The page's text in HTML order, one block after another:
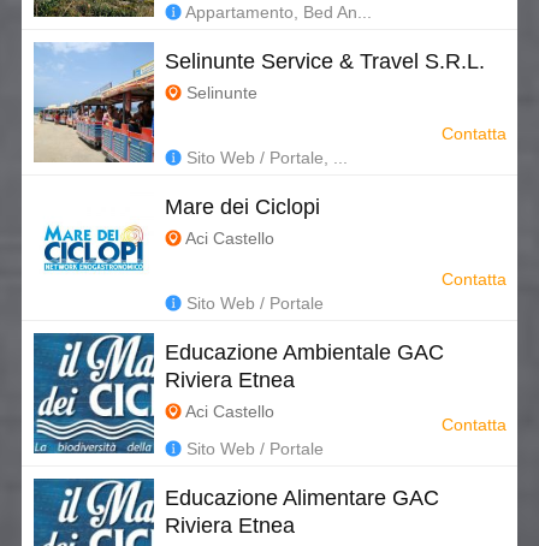
Appartamento, Bed An...
Selinunte Service & Travel S.R.L.
Selinunte
Sito Web / Portale, ...
Contatta
Mare dei Ciclopi
Aci Castello
Sito Web / Portale
Contatta
Educazione Ambientale GAC
Riviera Etnea
Aci Castello
Sito Web / Portale
Contatta
Educazione Alimentare GAC
Riviera Etnea